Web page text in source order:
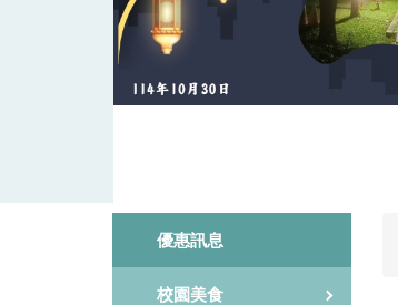
優惠訊息
校園美食